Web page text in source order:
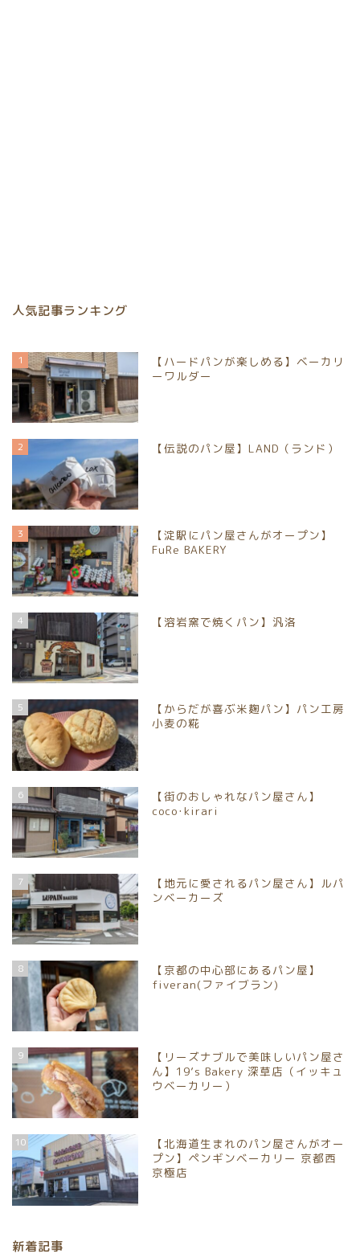
人気記事ランキング
1
【ハードパンが楽しめる】ベーカリ
ーワルダー
2 【伝説のパン屋】LAND（ランド）
3
【淀駅にパン屋さんがオープン】
FuRe BAKERY
4 【溶岩窯で焼くパン】汎洛
5
【からだが喜ぶ米麹パン】パン工房
小麦の糀
6
【街のおしゃれなパン屋さん】
coco･kirari
7
【地元に愛されるパン屋さん】ルパ
ンベーカーズ
8
【京都の中心部にあるパン屋】
fiveran(ファイブラン)
9
【リーズナブルで美味しいパン屋さ
ん】19’s Bakery 深草店（イッキュ
ウベーカリー）
10
【北海道生まれのパン屋さんがオー
プン】ペンギンベーカリー 京都西
京極店
新着記事
パンイベント情報